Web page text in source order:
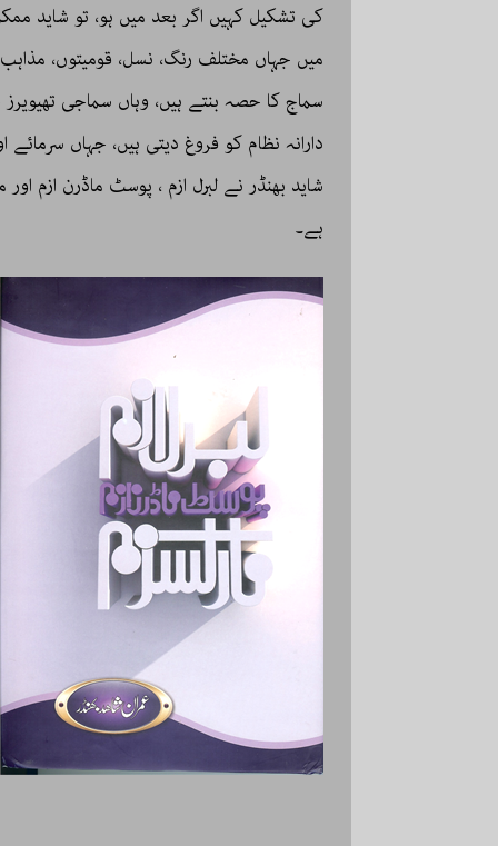
کی تشکیل کہیں اگر بعد میں ہو، تو شاید
میں جہاں مختلف رنگ، نسل، قومیتوں،
سماج کا حصہ بنتے ہیں، وہاں سماجی
دارانہ نظام کو فروغ دیتی ہیں، جہاں
شاید بھنڈر نے لبرل ازم ، پوسٹ ماڈرن ازم
ہے۔